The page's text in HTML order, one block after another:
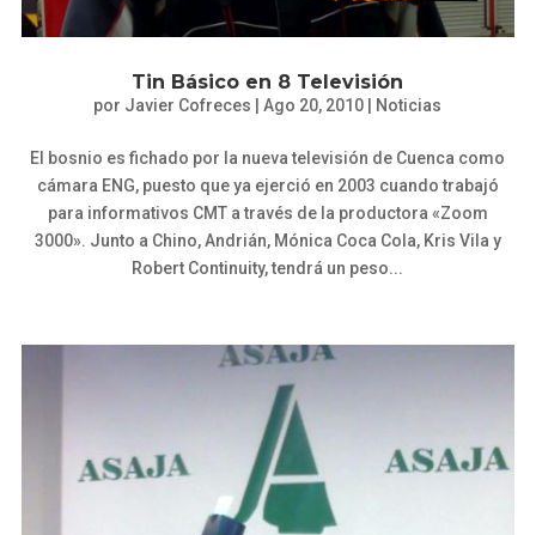
Tin Básico en 8 Televisión
por Javier Cofreces |Ago 20, 2010 Noticias
El bosnio es fichado por la nueva televisión de Cuenca como
cámara ENG, puesto que ya ejerció en 2003 cuando trabajó
para informativos CMT a través de la productora «Zoom
3000». Junto a Chino, Andrián, Mónica Coca Cola, Kris Vila y
Robert Continuity, tendrá un peso...